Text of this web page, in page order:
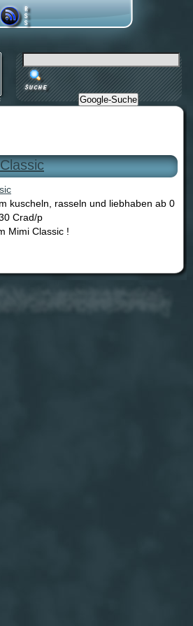
kuscheln, rasseln und liebhaben ab 0
Crad/p
Mimi Classic !
Google-Suche